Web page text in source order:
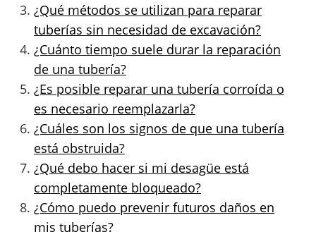
¿Qué métodos se utilizan para reparar
tuberías sin necesidad de excavación?
¿Cuánto tiempo suele durar la reparación
de una tubería?
¿Es posible reparar una tubería corroída o
es necesario reemplazarla?
¿Cuáles son los signos de que una tubería
está obstruida?
¿Qué debo hacer si mi desagüe está
completamente bloqueado?
¿Cómo puedo prevenir futuros daños en
mis tuberías?